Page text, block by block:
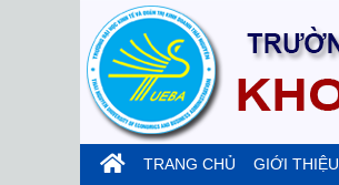
TRANG CHỦ (current)
GIỚI THIỆU